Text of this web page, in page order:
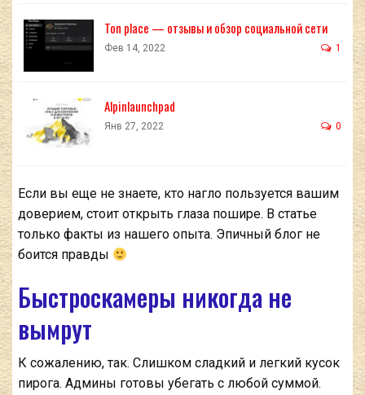
Ton place — отзывы и обзор социальной сети
Фев 14, 2022 1
Alpinlaunchpad
Янв 27, 2022 0
Если вы еще не знаете, кто нагло пользуется вашим
доверием, стоит открыть глаза пошире. В статье
только факты из нашего опыта. Эпичный блог не
боится правды
Быстроскамеры никогда не
вымрут
К сожалению, так. Слишком сладкий и легкий кусок
пирога. Админы готовы убегать с любой суммой.